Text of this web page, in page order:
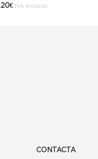
€ElIVA incluido
CONTACTA